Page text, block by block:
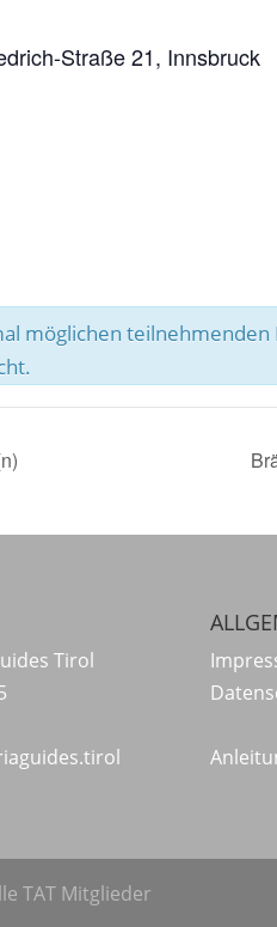
Straße 21, Innsbruck
möglichen teilnehmenden
Tirol
TAT Mitglieder